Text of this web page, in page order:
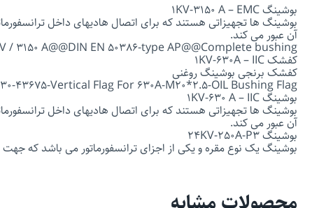
بوشینگ 1KV-3150 A – EMC
بوشینگ ها تجهیزاتی هستند که برای اتصال هادیهای داخل
آن عبور می کند.
/ 3150 A‎@@DIN EN 50386-type AP@@Complete bushing
کفشک 1KV-630A – IIC
کفشک برنجی بوشینگ روغنی
43675-Vertical Flag For 630A-M20*2.5-OIL Bushing Flag
بوشینگ 1KV-630 A – IIC
بوشینگ ها تجهیزاتی هستند که برای اتصال هادیهای داخل
آن عبور می کند.
بوشینگ 24KV-250A-P3
بوشینگ یک نوع مقره و یکی از اجزای ترانسفورماتور می باشد که